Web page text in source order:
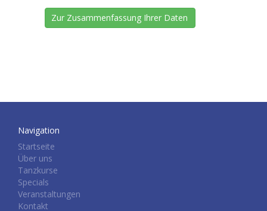
Navigation
Startseite
Über uns
Tanzkurse
Specials
Veranstaltungen
Kontakt